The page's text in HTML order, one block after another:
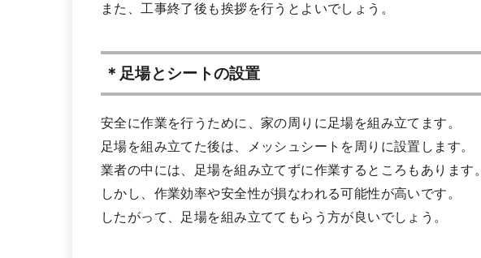
また、工事終了後も挨拶を行うとよいでしょう。
＊足場とシートの設置
安全に作業を行うために、家の周りに足場を組み立てます。
足場を組み立てた後は、メッシュシートを周りに設置します。
業者の中には、足場を組み立てずに作業するところもあります。
しかし、作業効率や安全性が損なわれる可能性が高いです。
したがって、足場を組み立ててもらう方が良いでしょう。